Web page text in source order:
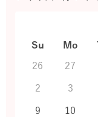
Su
Mo
26
27
2
3
9
10